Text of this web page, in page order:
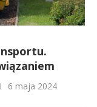
6 maja 2024